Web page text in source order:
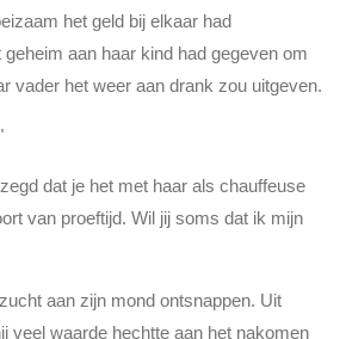
het geld bij elkaar had
aan haar kind had gegeven om
vader het weer aan drank zou uitgeven.
dat je het met haar als chauffeuse
van proeftijd. Wil jij soms dat ik mijn
aan zijn mond ontsnappen. Uit
veel waarde hechtte aan het nakomen